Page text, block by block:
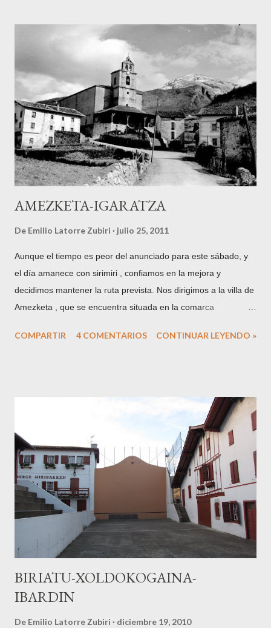
con el cetáceo que vino a morir junto a la arena. Según
cuentan las crónicas (no soy ningún especialista ni mucho
menos en biología marina), se trataba de un ejemplar joven de
cachalote. El nombre genérico ballena engloba a los cetáceos
de gran tamaño y se subdivide en Odontocetos (ballenas con
dientes) y Misticetos (ballenas con barbas) Dentro del primer
grupo se encuentra el cachalote ( Physeter catodon ). En
cuanto al ejemplar que nos ocupa, medía unos...
AMEZKETA-IGARATZA
De Emilio Latorre Zubiri julio 25, 2011
Aunque el tiempo es peor del anunciado para este sábado, y
el día amanece con sirimiri , confiamos en la mejora y
decidimos mantener la ruta prevista. Nos dirigimos a la villa de
Amezketa , que se encuentra situada en la comarca
los puntos más habituales para adentrarse en la Sierra de
ascensión a Ganbo , por lo que dejo el enlace de la entrada
que dediqué a esta emblemática cumbre de la sierra. Una vez
más utilizo para ilustrar este punto el excelente archivo de
fotografías de la Diputación Foral de Gipuzkoa , custodiadas
en Tolosa y recogidas en la red al alcance del público en
general en Gure Gipuzkoa para ilustrar este punto. En este
caso se trata de una fotografía de Indalecio Ojanguren ,
fechada en 1954 , con Txindoki nevado al fondo...
COMPARTIR 4 COMENTARIOS CONTINUAR LEYENDO »
BIRIATU-XOLDOKOGAINA-
IBARDIN
De Emilio Latorre Zubiri diciembre 19, 2010